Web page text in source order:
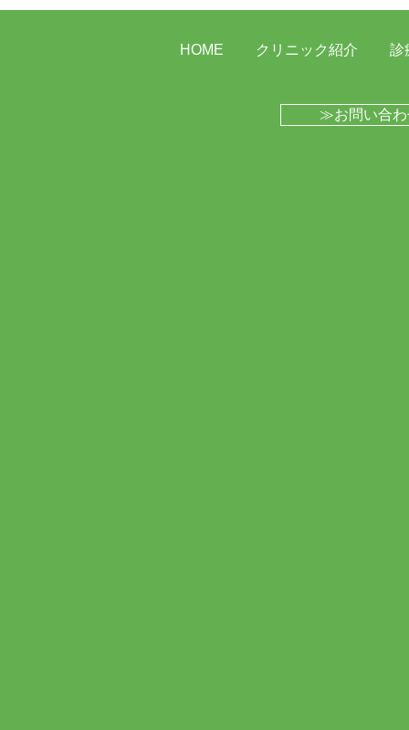
百草団地にてセミナーを行い
HOME クリニック紹介 診
≫お問い合わ